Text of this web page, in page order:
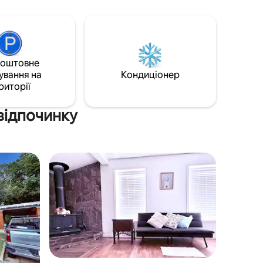
і
головного району Камдена та 10
хвилин до району міста Чіддтер. 2
спальні, 2 вітальні, 1 кухня, 2 ванні
кімнати та велика крита тераса з видом
на
Кондиціонер